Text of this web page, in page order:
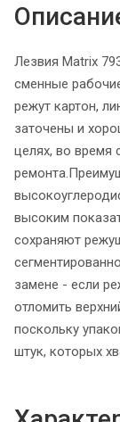
Лезвия Matrix
сменные
режут картон,
заточены и
целях, во время
высоким
сохраняют
замене - если
отломить
поскольку
штук, которых